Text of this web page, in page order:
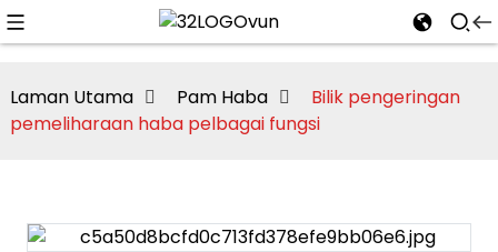
Laman Utama Pam Haba
Bilik pengeringan
pemeliharaan haba pelbagai fungsi